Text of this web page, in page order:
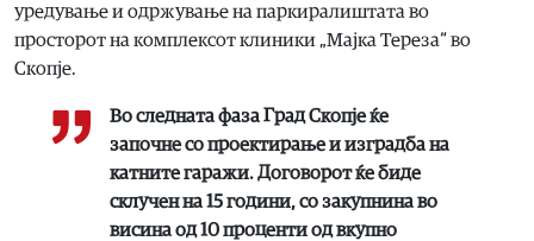
уредување и одржување на паркиралиштата во
просторот на комплексот клиники „Мајка Тереза“ во
Скопје.
Во следната фаза Град Скопје ќе
започне со проектирање и изградба на
катните гаражи. Договорот ќе биде
склучен на 15 години, со закупнина во
висина од 10 проценти од вкупно